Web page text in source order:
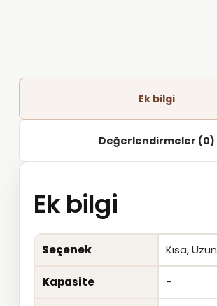
Ek bilgi
Değerlendirmeler (0)
Ek bilgi
Seçenek Kısa, Uzun
Kapasite -